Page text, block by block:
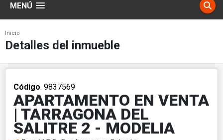
MENÚ
Inicio
Detalles del inmueble
Código. 9837569
APARTAMENTO EN VENTA
| TARRAGONA DEL
SALITRE 2 - MODELIA